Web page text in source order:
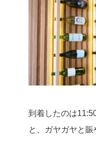
到着したのは
と、ガヤガヤと